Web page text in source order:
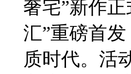
奢宅”新作
汇”重磅首
质时代。活